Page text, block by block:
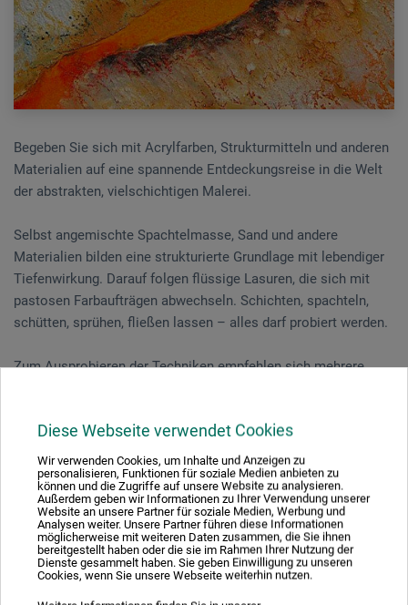
Diese Webseite verwendet Cookies
Wir verwenden Cookies, um Inhalte und Anzeigen zu
personalisieren, Funktionen für soziale Medien anbieten zu
können und die Zugriffe auf unsere Website zu analysieren.
Außerdem geben wir Informationen zu Ihrer Verwendung unserer
Website an unsere Partner für soziale Medien, Werbung und
Analysen weiter. Unsere Partner führen diese Informationen
möglicherweise mit weiteren Daten zusammen, die Sie ihnen
bereitgestellt haben oder die sie im Rahmen Ihrer Nutzung der
Dienste gesammelt haben. Sie geben Einwilligung zu unseren
Cookies, wenn Sie unsere Webseite weiterhin nutzen.
Begeben Sie sich mit Acrylfarben, Strukturmitteln und anderen
Materialien auf eine spannende Entdeckungsreise in die Welt
der abstrakten, vielschichtigen Malerei.
Selbst angemischte Spachtelmasse, Sand und andere
Materialien bilden eine strukturierte Grundlage mit lebendiger
Tiefenwirkung. Darauf folgen flüssige Lasuren, die sich mit
pastosen Farbaufträgen abwechseln. Schichten, spachteln,
schütten, sprühen, fließen lassen – alles darf probiert werden.
Zum Ausprobieren der Techniken empfehlen sich mehrere
Dieser Kurs ist auch für Anfänger ohne Vorkenntnisse
geeignet.
Veranstaltungsdatum
31. - 01. Aug. 2026